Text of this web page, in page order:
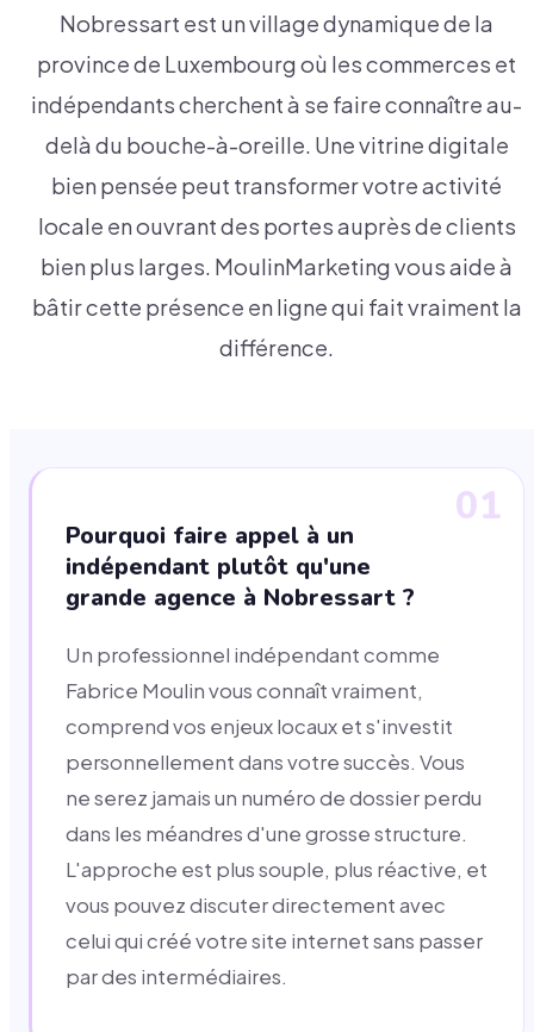
Nobressart est un village dynamique de la
province de Luxembourg où les commerces et
indépendants cherchent à se faire connaître au-
delà du bouche-à-oreille. Une vitrine digitale
bien pensée peut transformer votre activité
locale en ouvrant des portes auprès de clients
bien plus larges. MoulinMarketing vous aide à
bâtir cette présence en ligne qui fait vraiment la
différence.
01
Pourquoi faire appel à un
indépendant plutôt qu'une
grande agence à Nobressart ?
Un professionnel indépendant comme
Fabrice Moulin vous connaît vraiment,
comprend vos enjeux locaux et s'investit
personnellement dans votre succès. Vous
ne serez jamais un numéro de dossier perdu
dans les méandres d'une grosse structure.
L'approche est plus souple, plus réactive, et
vous pouvez discuter directement avec
celui qui créé votre site internet sans passer
par des intermédiaires.